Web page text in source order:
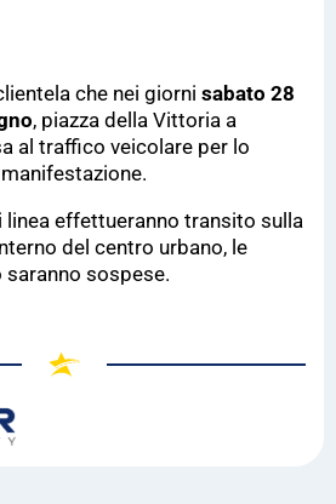
che nei giorni sabato 28
, piazza della Vittoria a
al traffico veicolare per lo
linea effettueranno transito sulla
del centro urbano, le
sospese.